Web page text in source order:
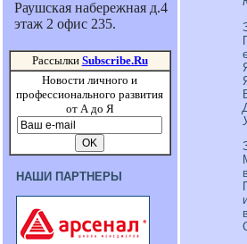
Раушская набережная д.4
этаж 2 офис 235.
Рассылки Subscribe.Ru
Новости личного и
профессионального развития
от А до Я
НАШИ ПАРТНЕРЫ